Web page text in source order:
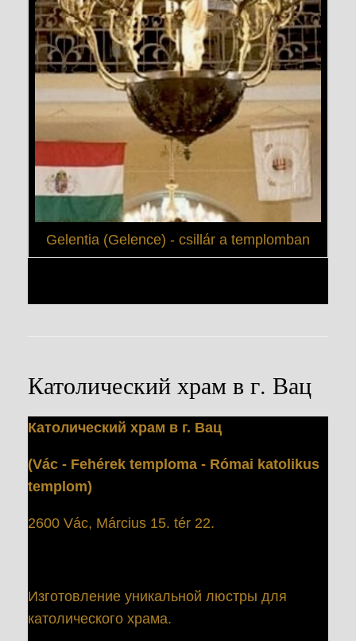
Gelentia (Gelence) - csillár a templomban
Католический храм в г. Вац
Католический храм в г. Вац
(Vác - Fehérek temploma - Római katolikus
templom)
2600 Vác, Március 15. tér 22.
Изготовление уникальной люстры для
католического храма.